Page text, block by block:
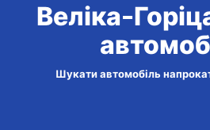
Веліка-
Шукати автомобіль